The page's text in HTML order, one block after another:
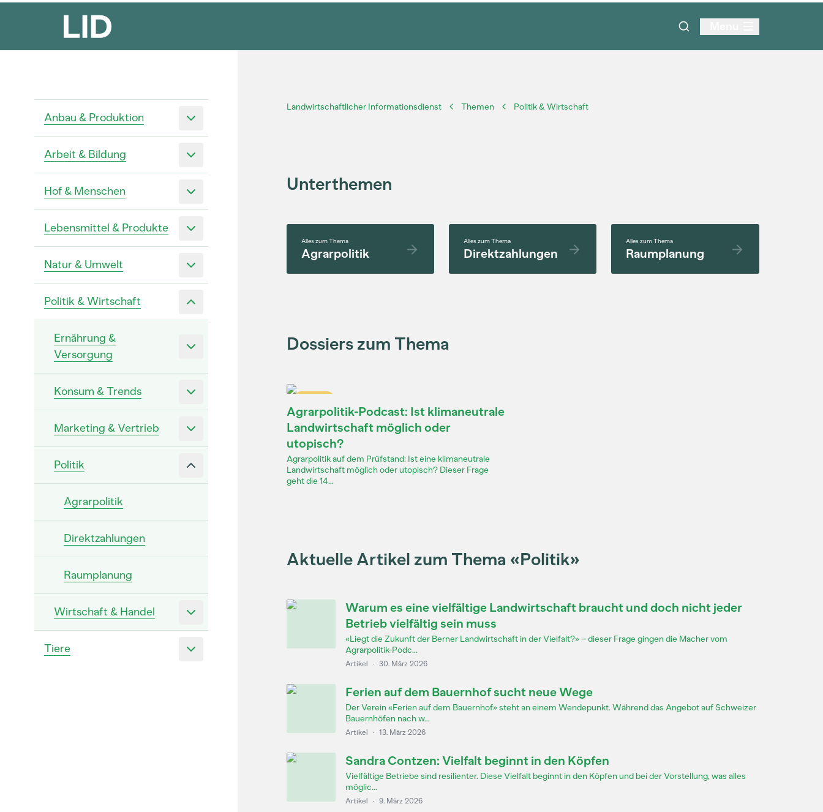
Anbau & Produktion
Arbeit & Bildung
Hof & Menschen
Lebensmittel & Produkte
Natur & Umwelt
Politik & Wirtschaft
Ernährung &
Versorgung
Konsum & Trends
Marketing & Vertrieb
Politik
Agrarpolitik
Direktzahlungen
Raumplanung
Wirtschaft & Handel
Tiere
Landwirtschaftlicher Informationsdienst Themen Politik & Wirtschaft
Unterthemen
Agrarpolitik
Alles zum Thema
Direktzahlungen
Alles zum Thema
Raumplanung
Alles zum Thema
Dossiers zum Thema
Agrarpolitik-Podcast: Ist klimaneutrale
Landwirtschaft möglich oder
utopisch?
Agrarpolitik auf dem Prüfstand: Ist eine klimaneutrale
Landwirtschaft möglich oder utopisch? Dieser Frage
geht die 14...
Aktuelle Artikel zum Thema «Politik»
Warum es eine vielfältige Landwirtschaft braucht und doch nicht jeder
Betrieb vielfältig sein muss
«Liegt die Zukunft der Berner Landwirtschaft in der Vielfalt?» – dieser Frage gingen die Macher vom
Agrarpolitik-Podc...
Artikel · 30. März 2026
Ferien auf dem Bauernhof sucht neue Wege
Der Verein «Ferien auf dem Bauernhof» steht an einem Wendepunkt. Während das Angebot auf Schweizer
Bauernhöfen nach w...
Artikel · 13. März 2026
Sandra Contzen: Vielfalt beginnt in den Köpfen
Vielfältige Betriebe sind resilienter. Diese Vielfalt beginnt in den Köpfen und bei der Vorstellung, was alles
möglic...
Artikel · 9. März 2026